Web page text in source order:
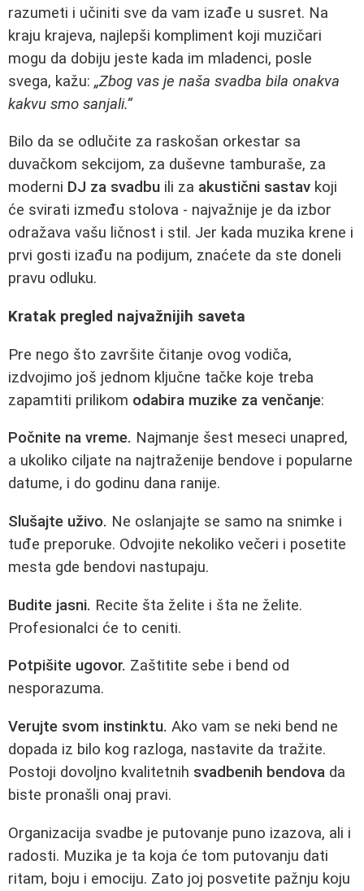
razumeti i učiniti sve da vam izađe u susret. Na
kraju krajeva, najlepši kompliment koji muzičari
mogu da dobiju jeste kada im mladenci, posle
svega, kažu: „Zbog vas je naša svadba bila onakva
kakvu smo sanjali.“
Bilo da se odlučite za raskošan orkestar sa
duvačkom sekcijom, za duševne tamburaše, za
moderni DJ za svadbu ili za akustični sastav koji
će svirati između stolova - najvažnije je da izbor
odražava vašu ličnost i stil. Jer kada muzika krene i
prvi gosti izađu na podijum, znaćete da ste doneli
pravu odluku.
Kratak pregled najvažnijih saveta
Pre nego što završite čitanje ovog vodiča,
izdvojimo još jednom ključne tačke koje treba
zapamtiti prilikom odabira muzike za venčanje:
Počnite na vreme. Najmanje šest meseci unapred,
a ukoliko ciljate na najtraženije bendove i popularne
datume, i do godinu dana ranije.
Slušajte uživo. Ne oslanjajte se samo na snimke i
tuđe preporuke. Odvojite nekoliko večeri i posetite
mesta gde bendovi nastupaju.
Budite jasni. Recite šta želite i šta ne želite.
Profesionalci će to ceniti.
Potpišite ugovor. Zaštitite sebe i bend od
nesporazuma.
Verujte svom instinktu. Ako vam se neki bend ne
dopada iz bilo kog razloga, nastavite da tražite.
Postoji dovoljno kvalitetnih svadbenih bendova da
biste pronašli onaj pravi.
Organizacija svadbe je putovanje puno izazova, ali i
radosti. Muzika je ta koja će tom putovanju dati
ritam, boju i emociju. Zato joj posvetite pažnju koju